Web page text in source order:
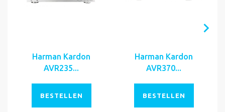
Harman Kardon
AVR235...
BESTELLEN
Harman Kardon
AVR370...
BESTELLEN